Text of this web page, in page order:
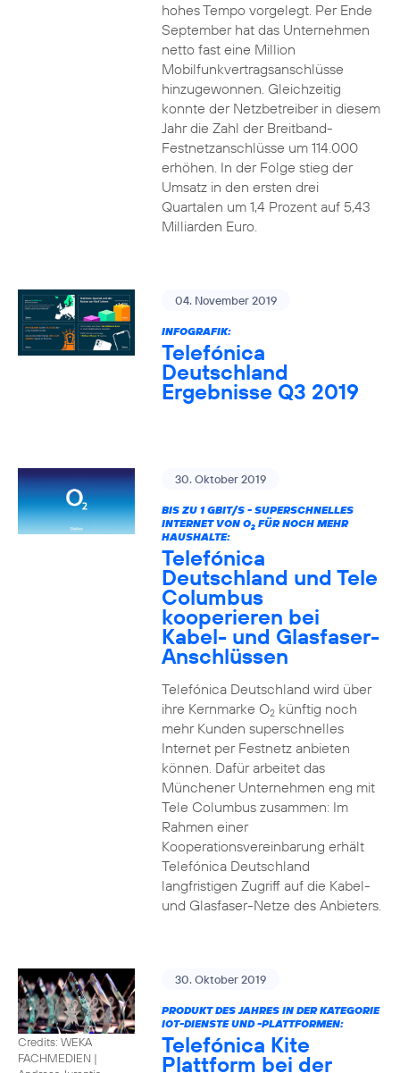
hohes Tempo vorgelegt. Per Ende
September hat das Unternehmen
netto fast eine Million
Mobilfunkvertragsanschlüsse
hinzugewonnen. Gleichzeitig
konnte der Netzbetreiber in diesem
Jahr die Zahl der Breitband-
Festnetzanschlüsse um 114.000
erhöhen. In der Folge stieg der
Umsatz in den ersten drei
Quartalen um 1,4 Prozent auf 5,43
Milliarden Euro.
04. November 2019
INFOGRAFIK:
Telefónica
Deutschland
Ergebnisse Q3 2019
30. Oktober 2019
BIS ZU 1 GBIT/S - SUPERSCHNELLES
INTERNET VON O2FÜR NOCH MEHR
HAUSHALTE:
Telefónica
Deutschland und Tele
Columbus
kooperieren bei
Kabel- und Glasfaser-
Anschlüssen
Telefónica Deutschland wird über
ihre Kernmarke O2künftig noch
mehr Kunden superschnelles
Internet per Festnetz anbieten
können. Dafür arbeitet das
Münchener Unternehmen eng mit
Tele Columbus zusammen: Im
Rahmen einer
Kooperationsvereinbarung erhält
Telefónica Deutschland
langfristigen Zugriff auf die Kabel-
und Glasfaser-Netze des Anbieters.
Credits: WEKA
FACHMEDIEN |
30. Oktober 2019
PRODUKT DES JAHRES IN DER KATEGORIE
IOT-DIENSTE UND -PLATTFORMEN:
Telefónica Kite
Plattform bei der